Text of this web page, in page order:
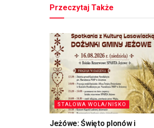
Przeczytaj Także
STALOWA WOLA/NISKO
Jeżówe: Święto plonów i